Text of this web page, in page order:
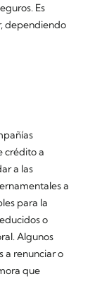
Es
dependiendo
crédito a
a las
a
para la
o
Algunos
a renunciar o
que